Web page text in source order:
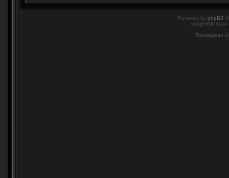
Powered by phpBB
twilightBB
Преведено